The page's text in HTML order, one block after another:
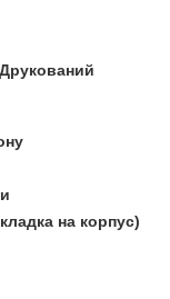
на корпус)